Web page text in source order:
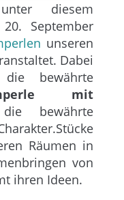
diesem
September
unseren
Dabei
bewährte
mit
bewährte
Räumen in
von
ihren Ideen.